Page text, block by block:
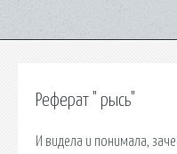
Реферат " рысь"
И видела и понимала,